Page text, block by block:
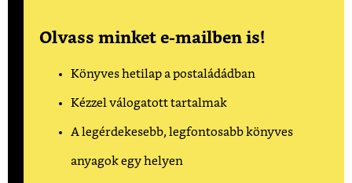
Olvass minket e-mailben is!
Könyves hetilap a postaládádban
Kézzel válogatott tartalmak
A legérdekesebb, legfontosabb könyves
anyagok egy helyen